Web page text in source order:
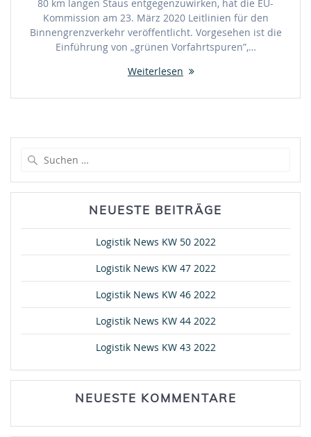
80 km langen Staus entgegenzuwirken, hat die EU-
Kommission am 23. März 2020 Leitlinien für den
Binnengrenzverkehr veröffentlicht. Vorgesehen ist die
Einführung von „grünen Vorfahrtspuren”,…
Weiterlesen
NEUESTE BEITRÄGE
Logistik News KW 50 2022
Logistik News KW 47 2022
Logistik News KW 46 2022
Logistik News KW 44 2022
Logistik News KW 43 2022
NEUESTE KOMMENTARE